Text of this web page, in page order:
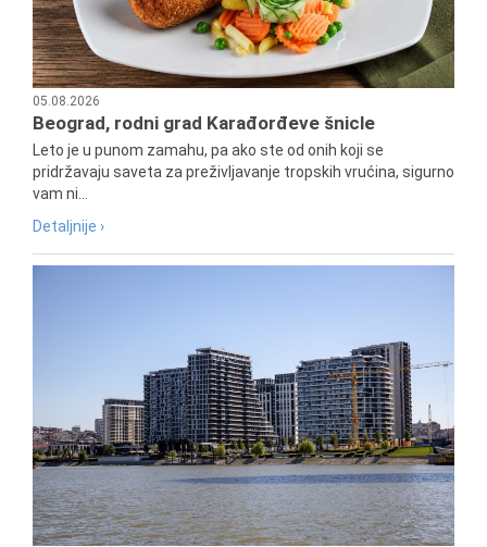
05.08.2026
Beograd, rodni grad Karađorđeve šnicle
Leto je u punom zamahu, pa ako ste od onih koji se
pridržavaju saveta za preživljavanje tropskih vrućina, sigurno
vam ni...
Detaljnije ›